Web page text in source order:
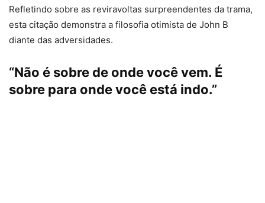
Refletindo sobre as reviravoltas surpreendentes da trama,
esta citação demonstra a filosofia otimista de John B
diante das adversidades.
“Não é sobre de onde você vem. É
sobre para onde você está indo.”